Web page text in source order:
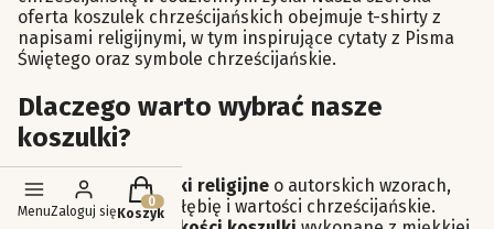
oferta koszulek chrześcijańskich obejmuje t-shirty z
napisami religijnymi, w tym inspirujące cytaty z Pisma
Świętego oraz symbole chrześcijańskie.
Dlaczego warto wybrać nasze
koszulki?
Piękne koszulki religijne o autorskich wzorach,
które oddają głębię i wartości chrześcijańskie.
MenuZaloguj się
Produkty w koszyku: 0. Zobacz szczegóły
Koszyk